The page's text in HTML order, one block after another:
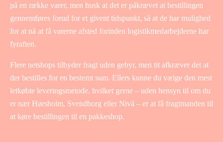
på en række varer, men husk at det er påkrævet at bestillingen
gennemføres forud for et givent tidspunkt, så at de har mulighed
for at nå at få varerne afsted forinden logistikmedarbejderne har
fyraften.
Flere netshops tilbyder fragt uden gebyr, men tit afkræver det at
der bestilles for en bestemt sum. Ellers kunne du vælge den mest
letkøbte leveringsmetode, hvilket gerne – uden hensyn til om du
er nær Hørsholm, Svendborg eller Nivå – er at få fragtmanden til
at køre bestillingen til en pakkeshop.